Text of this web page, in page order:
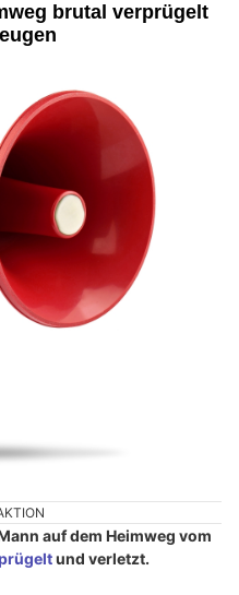
brutal verprügelt
auf dem Heimweg vom
und verletzt.